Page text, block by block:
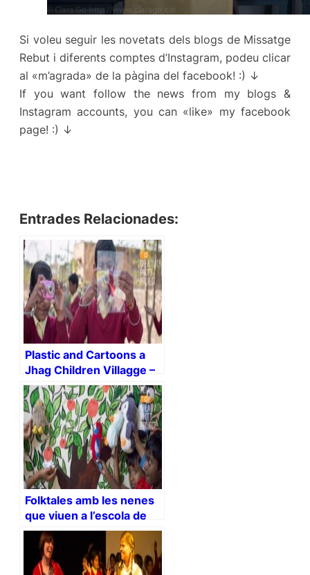
Si voleu seguir les novetats dels blogs de Missatge
Rebut i diferents comptes d’Instagram, podeu clicar
al «m’agrada» de la pàgina del facebook! :) ↓
If you want follow the news from my blogs &
Instagram accounts, you can «like» my facebook
page! :) ↓
Entrades Relacionades:
Plastic and Cartoons a
Jhag Children Villagge –
Rajasthan – i-india
Folktales amb les nenes
que viuen a l’escola de
Jhag Children Villagge-
Rajasthan – i-india